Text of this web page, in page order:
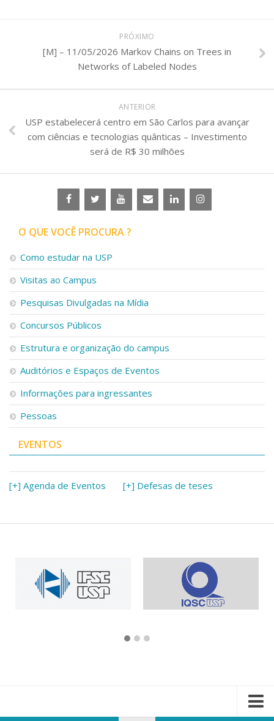
PRÓXIMO
[M] – 11/05/2026 Markov Chains on Trees in
Networks of Labeled Nodes
ANTERIOR
USP estabelecerá centro em São Carlos para avançar
com ciências e tecnologias quânticas – Investimento
será de R$ 30 milhões
O QUE VOCÊ PROCURA ?
Como estudar na USP
Visitas ao Campus
Pesquisas Divulgadas na Mídia
Concursos Públicos
Estrutura e organização do campus
Auditórios e Espaços de Eventos
Informações para ingressantes
Pessoas
EVENTOS
[+] Agenda de Eventos [+] Defesas de teses